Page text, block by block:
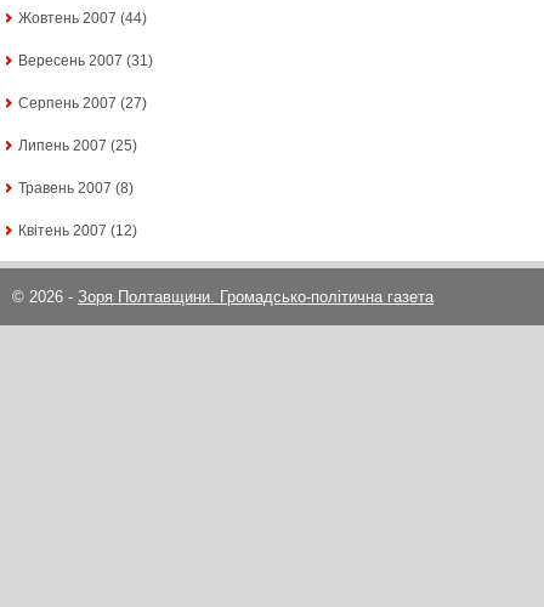
Жовтень 2007 (44)
Вересень 2007 (31)
Серпень 2007 (27)
Липень 2007 (25)
Травень 2007 (8)
Квітень 2007 (12)
© 2026 - Зоря Полтавщини. Громадсько-політична газета